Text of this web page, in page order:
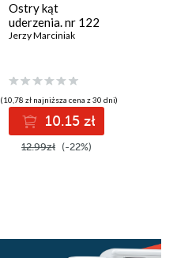
Ostry kąt
uderzenia. nr 122
Jerzy Marciniak
(10,78 zł najniższa cena z 30 dni)
10.15 zł
12.99zł (-22%)